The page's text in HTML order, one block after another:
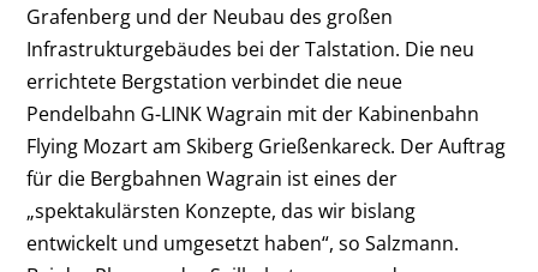
Grafenberg und der Neubau des großen
Infrastrukturgebäudes bei der Talstation. Die neu
errichtete Bergstation verbindet die neue
Pendelbahn G-LINK Wagrain mit der Kabinenbahn
Flying Mozart am Skiberg Grießenkareck. Der Auftrag
für die Bergbahnen Wagrain ist eines der
„spektakulärsten Konzepte, das wir bislang
entwickelt und umgesetzt haben“, so Salzmann.